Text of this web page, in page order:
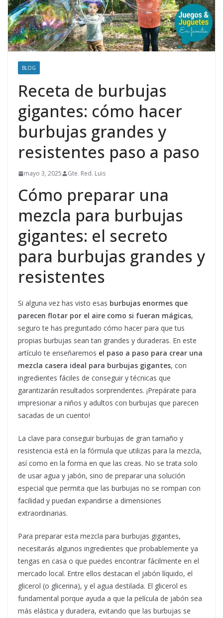
BLOG
Receta de burbujas
gigantes: cómo hacer
burbujas grandes y
resistentes paso a paso
mayo 3, 2025 Gte. Red. Luis
Cómo preparar una
mezcla para burbujas
gigantes: el secreto
para burbujas grandes y
resistentes
Si alguna vez has visto esas burbujas enormes que
parecen flotar por el aire como si fueran mágicas,
seguro te has preguntado cómo hacer para que tus
propias burbujas sean tan grandes y duraderas. En este
artículo te enseñaremos el paso a paso para crear una
mezcla casera ideal para burbujas gigantes, con
ingredientes fáciles de conseguir y técnicas que
garantizarán resultados sorprendentes. ¡Prepárate para
impresionar a niños y adultos con burbujas que parecen
sacadas de un cuento!
La clave para conseguir burbujas de gran tamaño y
resistencia está en la fórmula que utilizas para la mezcla,
así como en la forma en que las creas. No se trata solo
de usar agua y jabón, sino de preparar una solución
especial que permita que las burbujas no se rompan con
facilidad y puedan expandirse a dimensiones
extraordinarias.
Para preparar esta mezcla para burbujas gigantes,
necesitarás algunos ingredientes que probablemente ya
tengas en casa o que puedes encontrar fácilmente en el
mercado local. Entre ellos destacan el jabón líquido, el
glicerol (o glicerina), y el agua destilada. El glicerol es
fundamental porque ayuda a que la película de jabón sea
más elástica y duradera, evitando que las burbujas se